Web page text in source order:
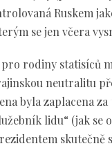
Ruskem
se jen včera
pro rodiny statisíců
neutralitu
byla zaplacena
lidu“ (jak se
skutečně